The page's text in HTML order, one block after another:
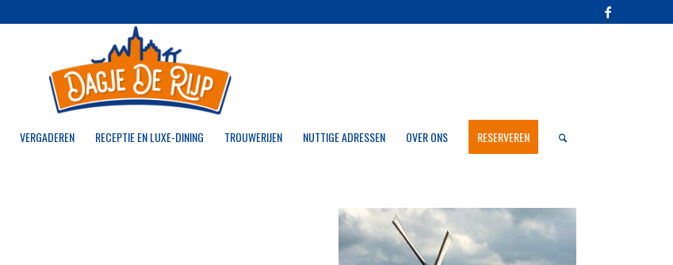
VERGADEREN RECEPTIE EN LUXE-DINING TROUWERIJEN NUTTIGE ADRESSEN OVER ONS RESERVEREN